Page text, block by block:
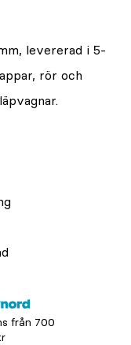
levererad i 5-
rör och
från 700